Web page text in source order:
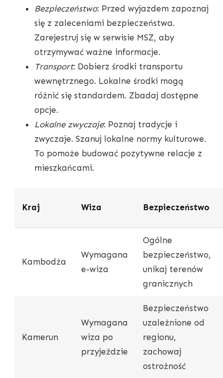
Bezpieczeństwo: Przed wyjazdem zapoznaj
się z zaleceniami bezpieczeństwa.
Zarejestruj się w serwisie MSZ, aby
otrzymywać ważne informacje.
Transport: Dobierz środki transportu
wewnętrznego. Lokalne środki mogą
różnić się standardem. Zbadaj dostępne
opcje.
Lokalne zwyczaje: Poznaj tradycje i
zwyczaje. Szanuj lokalne normy kulturowe.
To pomoże budować pozytywne relacje z
mieszkańcami.
Kraj Wiza Bezpieczeństwo
Kambodża
Wymagana
e-wiza
Ogólne
bezpieczeństwo,
unikaj terenów
granicznych
Kamerun
Wymagana
wiza po
przyjeździe
Bezpieczeństwo
uzależnione od
regionu,
zachowaj
ostrożność